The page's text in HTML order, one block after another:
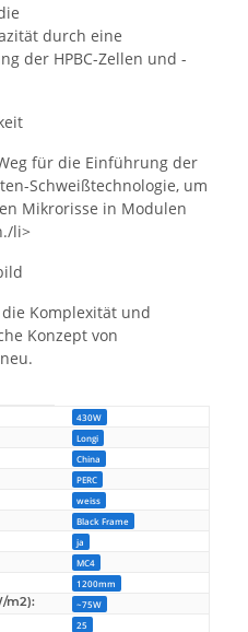
durch eine
der HPBC-Zellen und -
für die Einführung der
Schweißtechnologie, um
Mikrorisse in Modulen
li>
Komplexität und
Konzept von
430W
Longi
China
PERC
weiss
Black Frame
ja
MC4
1200mm
m2): ~75W
25